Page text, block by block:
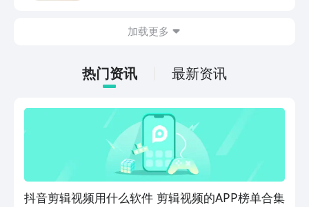
情。如果大家想要下载这款游戏，其实方
下游戏的主要乐趣吧。
加载更多
热门资讯 最新资讯
抖音剪辑视频用什么软件 剪辑视频的APP榜单合集